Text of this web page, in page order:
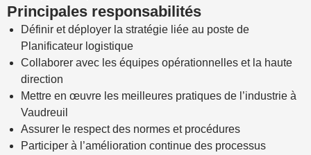
Principales responsabilités
Définir et déployer la stratégie liée au poste de
Planificateur logistique
Collaborer avec les équipes opérationnelles et la haute
direction
Mettre en œuvre les meilleures pratiques de l’industrie à
Vaudreuil
Assurer le respect des normes et procédures
Participer à l’amélioration continue des processus